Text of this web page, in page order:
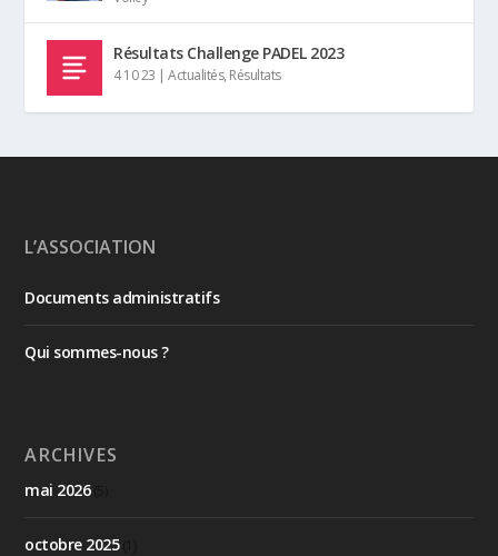
Résultats Challenge PADEL 2023
4 10 23 |Actualités, Résultats
L’ASSOCIATION
Documents administratifs
Qui sommes-nous ?
ARCHIVES
mai 2026(5)
octobre 2025(1)